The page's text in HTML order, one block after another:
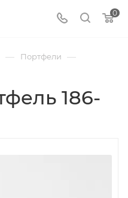
0
— Портфели —
186-